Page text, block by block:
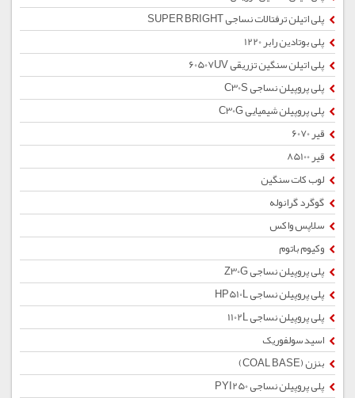
پلی اتیلن ترفتالات نساجی SUPER BRIGHT
پلی بوتادین رابر 1220
پلی اتیلن سنگین تزریقی 60507UV
پلی پروپیلن نساجی C30S
پلی پروپیلن شیمیایی C30G
قیر 6070
قیر 85100
لوب کات سنگین
گوگرد گرانوله
سلاپس واکس
وکیوم باتوم
پلی پروپیلن نساجی Z30G
پلی پروپیلن نساجی HP510L
پلی پروپیلن نساجی 1102L
اسید سولفوریک
بنزن (COAL BASE)
پلی پروپیلن نساجی PYI250